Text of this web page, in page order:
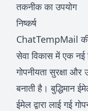
तकनीक का उपयोग
निष्कर्ष
ChatTempMail की
सेवा विकास में एक नई
गोपनीयता सुरक्षा
बनाती है। बुद्धिमान
ईमेल द्वारा लाई गई